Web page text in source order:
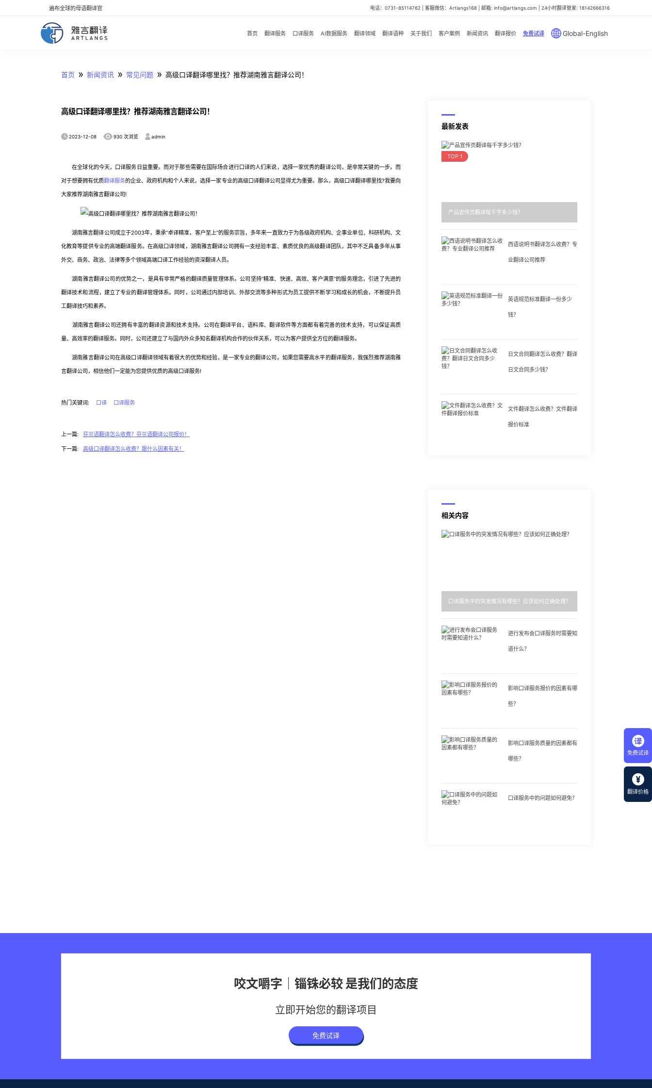
免费试译
翻译价格
遍布全球的母语翻译官 电话：0731-85114762 | 客服微信：Artlangs168 | 邮箱: info@artlangs.com | 24小时翻译管家: 18142666316
首页 翻译服务 口译服务 AI数据服务 翻译领域 翻译语种 关于我们 客户案例 新闻资讯 翻译报价 免费试译 Global-English
首页 » 新闻资讯 » 常见问题 » 高级口译翻译哪里找？推荐湖南雅言翻译公司！
高级口译翻译哪里找？推荐湖南雅言翻译公司！
2023-12-08 930 次浏览 admin
在全球化的今天，口译服务日益重要。而对于那些需要在国际场合进行口译的人们来说，选择一家优秀的翻译公司，是非常关键的一步。而
对于想要拥有优质翻译服务的企业、政府机构和个人来说，选择一家专业的高级口译翻译公司显得尤为重要。那么，高级口译翻译哪里找?我要向
大家推荐湖南雅言翻译公司!
湖南雅言翻译公司成立于2003年，秉承“卓译精准，客户至上”的服务宗旨，多年来一直致力于为各级政府机构、企事业单位、科研机构、文
化教育等提供专业的高端翻译服务。在高级口译领域，湖南雅言翻译公司拥有一支经验丰富、素质优良的高级翻译团队，其中不乏具备多年从事
外交、商务、政治、法律等多个领域高端口译工作经验的资深翻译人员。
湖南雅言翻译公司的优势之一，是具有非常严格的翻译质量管理体系。公司坚持“精准、快速、高效、客户满意”的服务理念，引进了先进的
翻译技术和流程，建立了专业的翻译管理体系。同时，公司通过内部培训、外部交流等多种形式为员工提供不断学习和成长的机会，不断提升员
工翻译技巧和素养。
湖南雅言翻译公司还拥有丰富的翻译资源和技术支持。公司在翻译平台、语料库、翻译软件等方面都有着完善的技术支持，可以保证高质
量、高效率的翻译服务。同时，公司还建立了与国内外众多知名翻译机构合作的伙伴关系，可以为客户提供全方位的翻译服务。
湖南雅言翻译公司在高级口译翻译领域有着很大的优势和经验，是一家专业的翻译公司。如果您需要高水平的翻译服务，我强烈推荐湖南雅
言翻译公司，相信他们一定能为您提供优质的高级口译服务!
热门关键词: 口译 口译服务
上一篇: 芬兰语翻译怎么收费？芬兰语翻译公司报价！
下一篇: 高级口译翻译怎么收费？跟什么因素有关！
最新发表
TOP 1
产品宣传页翻译每千字多少钱？
西语说明书翻译怎么收费？专
业翻译公司推荐
英语规范标准翻译一份多少
钱？
日文合同翻译怎么收费？翻译
日文合同多少钱？
文件翻译怎么收费？文件翻译
报价标准
相关内容
口译服务中的突发情况有哪些？应该如何正确处理？
进行发布会口译服务时需要知
道什么？
影响口译服务报价的因素有哪
些？
影响口译服务质量的因素都有
哪些？
口译服务中的问题如何避免？
咬文嚼字｜锱铢必较 是我们的态度
立即开始您的翻译项目
免费试译